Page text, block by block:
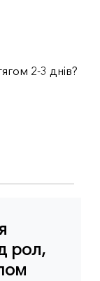
2-3 днів?
рол,